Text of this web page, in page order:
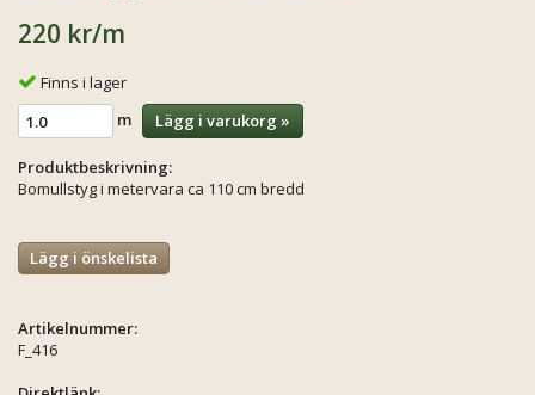
220 kr/m
Finns i lager
m
Lägg i varukorg »
Produktbeskrivning:
Bomullstyg i metervara ca 110 cm bredd
Lägg i önskelista
Artikelnummer:
F_416